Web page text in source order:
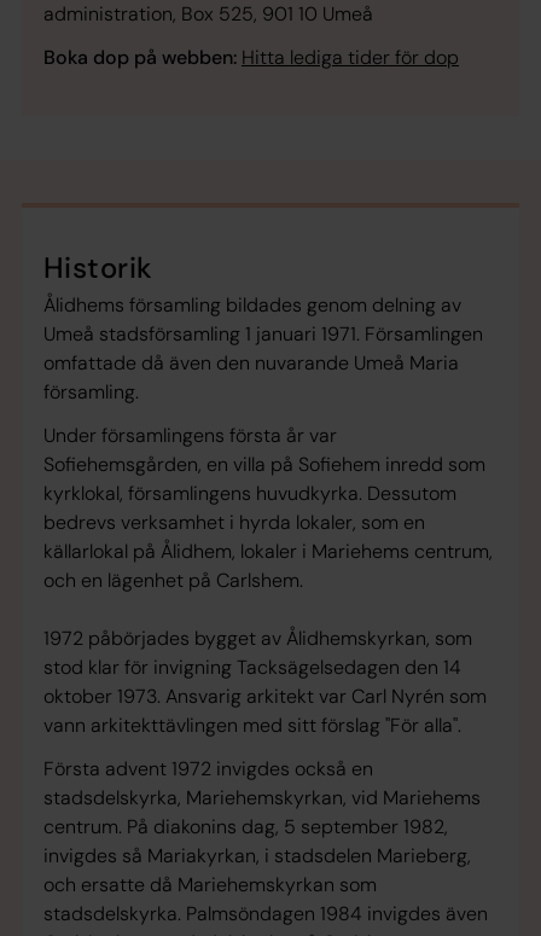
administration, Box 525, 901 10 Umeå
Boka dop på webben: Hitta lediga tider för dop
Historik
Ålidhems församling bildades genom delning av
Umeå stadsförsamling 1 januari 1971. Församlingen
omfattade då även den nuvarande Umeå Maria
församling.
Under församlingens första år var
Sofiehemsgården, en villa på Sofiehem inredd som
kyrklokal, församlingens huvudkyrka. Dessutom
bedrevs verksamhet i hyrda lokaler, som en
källarlokal på Ålidhem, lokaler i Mariehems centrum,
och en lägenhet på Carlshem.
1972 påbörjades bygget av Ålidhemskyrkan, som
stod klar för invigning Tacksägelsedagen den 14
oktober 1973. Ansvarig arkitekt var Carl Nyrén som
vann arkitekttävlingen med sitt förslag "För alla".
Första advent 1972 invigdes också en
stadsdelskyrka, Mariehemskyrkan, vid Mariehems
centrum. På diakonins dag, 5 september 1982,
invigdes så Mariakyrkan, i stadsdelen Marieberg,
och ersatte då Mariehemskyrkan som
stadsdelskyrka. Palmsöndagen 1984 invigdes även